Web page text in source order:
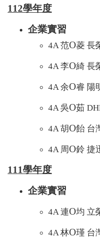
112學年度
企業實習
4A 范O菱 長
4A 李O綺 長
4A 余O睿 陽
4A 吳O茹
4A 胡O飴 台
4A 周O鈴 捷
111學年度
企業實習
4A 連O均 立
4A 林O瑾 台